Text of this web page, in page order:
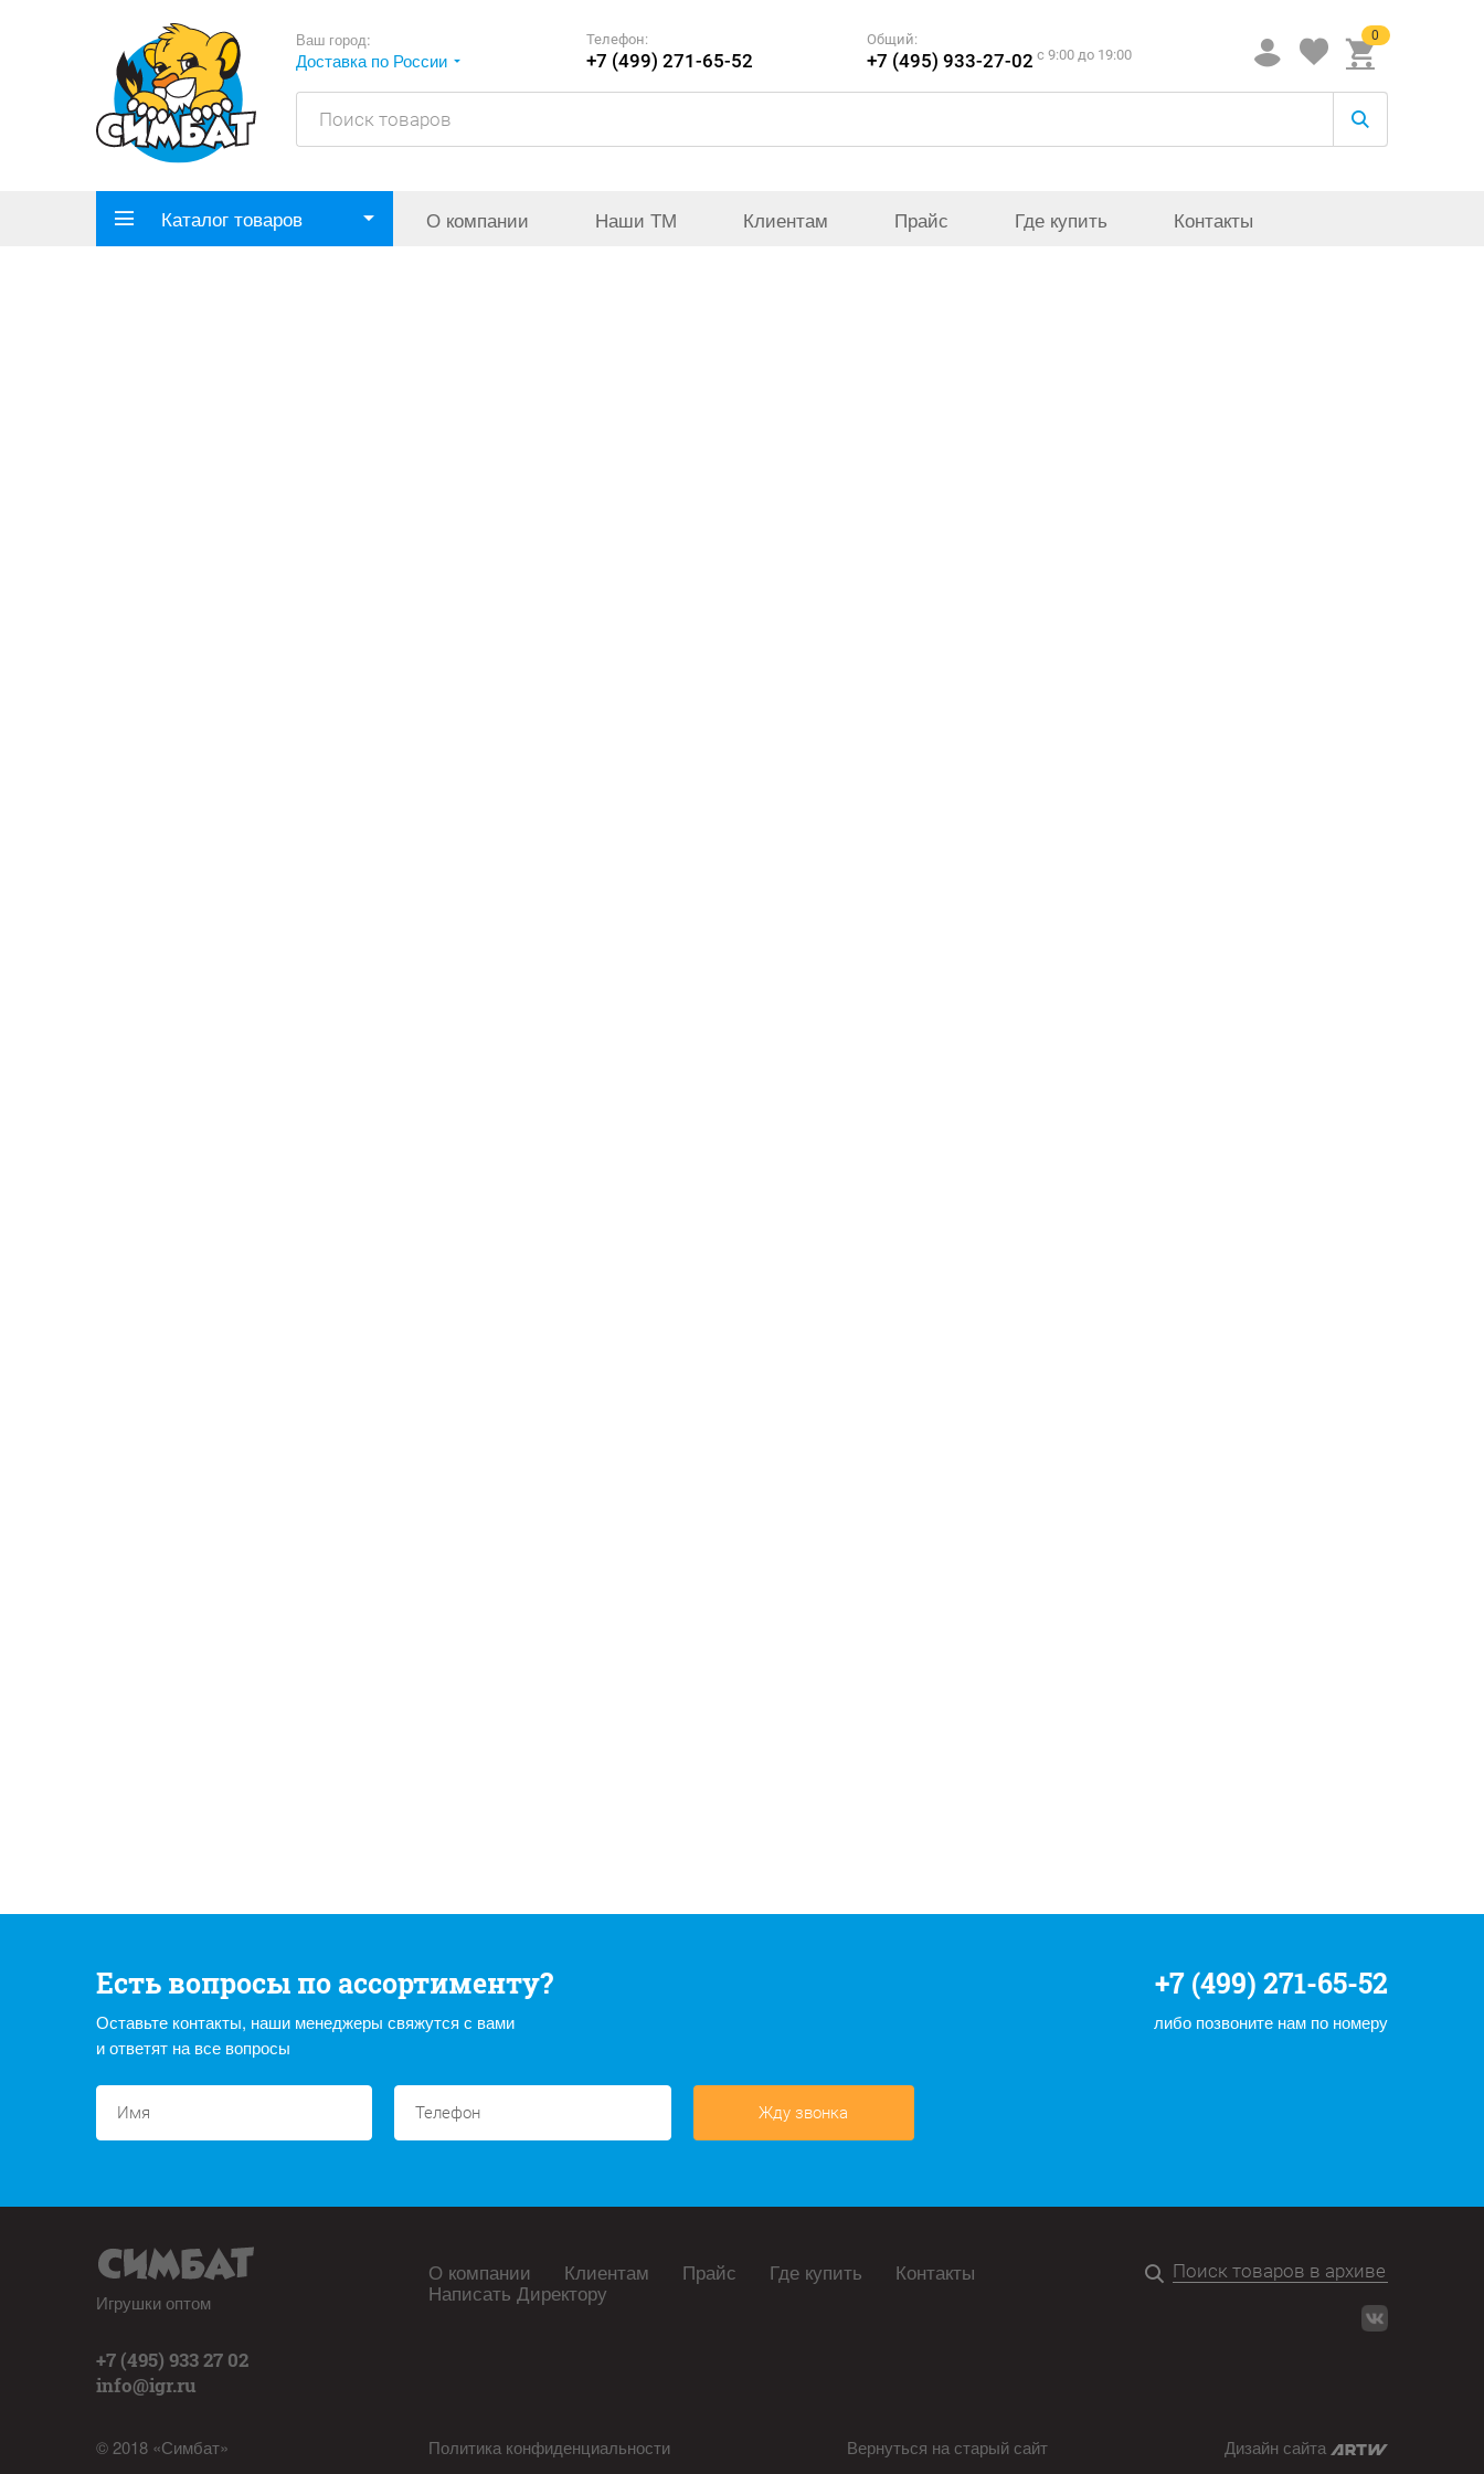
Ваш город:
Доставка по России
Телефон:
+7 (499) 271-65-52
Общий:
+7 (495) 933-27-02 c 9:00 до 19:00
0
Каталог товаров О компании Наши ТМ Клиентам Прайс Где купить Контакты
Есть вопросы по ассортименту?
Оставьте контакты, наши менеджеры свяжутся с вами
и ответят на все вопросы
+7 (499) 271-65-52
либо позвоните нам по номеру
Жду звонка
Игрушки оптом
+7 (495) 933 27 02
info@igr.ru
© 2018 «Симбат»
О компании Клиентам Прайс Где купить Контакты
Написать Директору
Политика конфиденциальности Вернуться на старый сайт Дизайн сайта